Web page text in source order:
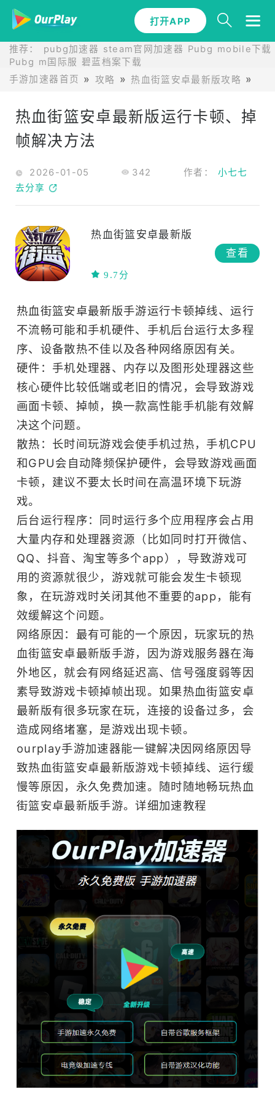
打开APP
推荐： pubg加速器 steam官网加速器 Pubg mobile下载
Pubg m国际服 碧蓝档案下载
手游加速器首页
攻略 热血街篮安卓最新版攻略
热血街篮安卓最新版运行卡顿、掉
帧解决方法
2026-01-05 342 作者： 小七七
去分享
热血街篮安卓最新版
9.7分
查看
热血街篮安卓最新版手游运行卡顿掉线、运行
不流畅可能和手机硬件、手机后台运行太多程
序、设备散热不佳以及各种网络原因有关。
硬件：手机处理器、内存以及图形处理器这些
核心硬件比较低端或老旧的情况，会导致游戏
画面卡顿、掉帧，换一款高性能手机能有效解
决这个问题。
散热：长时间玩游戏会使手机过热，手机CPU
和GPU会自动降频保护硬件，会导致游戏画面
卡顿，建议不要太长时间在高温环境下玩游
戏。
后台运行程序：同时运行多个应用程序会占用
大量内存和处理器资源（比如同时打开微信、
QQ、抖音、淘宝等多个app），导致游戏可
用的资源就很少，游戏就可能会发生卡顿现
象，在玩游戏时关闭其他不重要的app，能有
效缓解这个问题。
网络原因：最有可能的一个原因，玩家玩的热
血街篮安卓最新版手游，因为游戏服务器在海
外地区，就会有网络延迟高、信号强度弱等因
素导致游戏卡顿掉帧出现。如果热血街篮安卓
最新版有很多玩家在玩，连接的设备过多，会
造成网络堵塞，是游戏出现卡顿。
ourplay手游加速器能一键解决因网络原因导
致热血街篮安卓最新版游戏卡顿掉线、运行缓
慢等原因，永久免费加速。随时随地畅玩热血
街篮安卓最新版手游。详细加速教程